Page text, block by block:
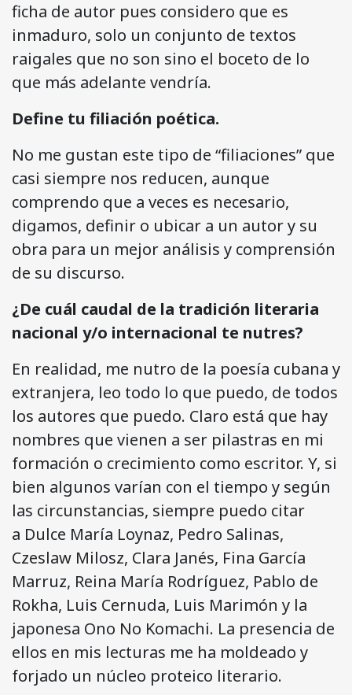
ficha de autor pues considero que es
inmaduro, solo un conjunto de textos
raigales que no son sino el boceto de lo
que más adelante vendría.
Define tu filiación poética.
No me gustan este tipo de “filiaciones” que
casi siempre nos reducen, aunque
comprendo que a veces es necesario,
digamos, definir o ubicar a un autor y su
obra para un mejor análisis y comprensión
de su discurso.
¿De cuál caudal de la tradición literaria
nacional y/o internacional te nutres?
En realidad, me nutro de la poesía cubana y
extranjera, leo todo lo que puedo, de todos
los autores que puedo. Claro está que hay
nombres que vienen a ser pilastras en mi
formación o crecimiento como escritor. Y, si
bien algunos varían con el tiempo y según
las circunstancias, siempre puedo citar
a Dulce María Loynaz, Pedro Salinas,
Czeslaw Milosz, Clara Janés, Fina García
Marruz, Reina María Rodríguez, Pablo de
Rokha, Luis Cernuda, Luis Marimón y la
japonesa Ono No Komachi. La presencia de
ellos en mis lecturas me ha moldeado y
forjado un núcleo proteico literario.